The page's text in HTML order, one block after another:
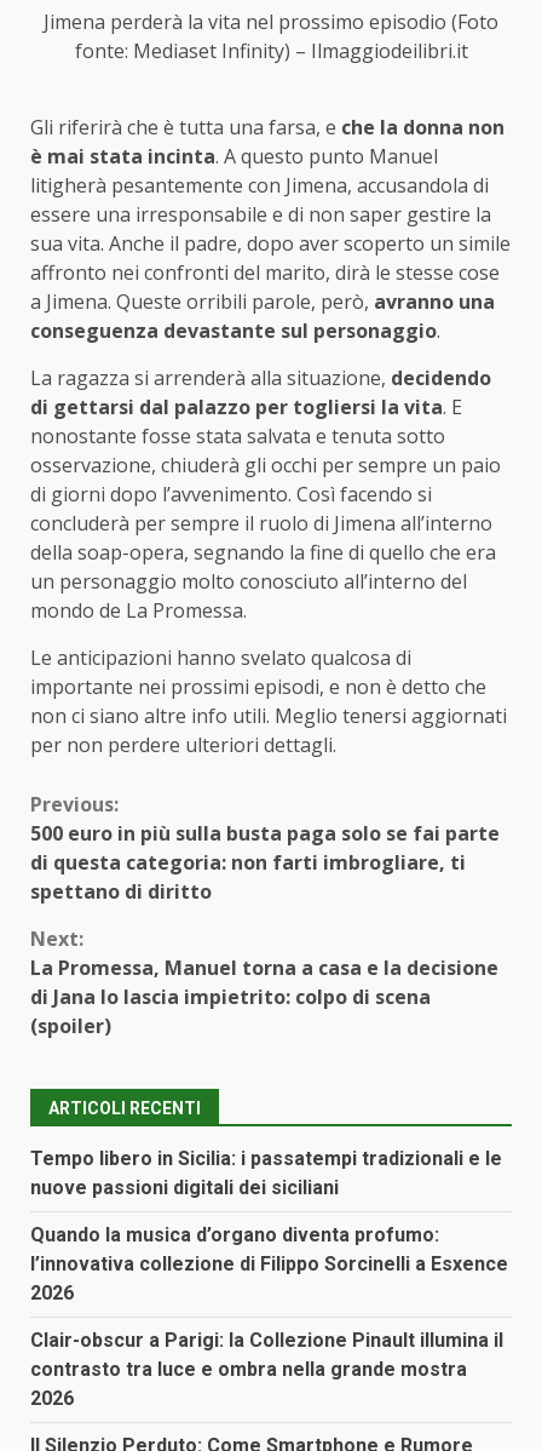
Jimena perderà la vita nel prossimo episodio (Foto
fonte: Mediaset Infinity) – Ilmaggiodeilibri.it
Gli riferirà che è tutta una farsa, e che la donna non
è mai stata incinta. A questo punto Manuel
litigherà pesantemente con Jimena, accusandola di
essere una irresponsabile e di non saper gestire la
sua vita. Anche il padre, dopo aver scoperto un simile
affronto nei confronti del marito, dirà le stesse cose
a Jimena. Queste orribili parole, però, avranno una
conseguenza devastante sul personaggio.
La ragazza si arrenderà alla situazione, decidendo
di gettarsi dal palazzo per togliersi la vita. E
nonostante fosse stata salvata e tenuta sotto
osservazione, chiuderà gli occhi per sempre un paio
di giorni dopo l’avvenimento. Così facendo si
concluderà per sempre il ruolo di Jimena all’interno
della soap-opera, segnando la fine di quello che era
un personaggio molto conosciuto all’interno del
mondo de La Promessa.
Le anticipazioni hanno svelato qualcosa di
importante nei prossimi episodi, e non è detto che
non ci siano altre info utili. Meglio tenersi aggiornati
per non perdere ulteriori dettagli.
Continue
Reading
Previous:
500 euro in più sulla busta paga solo se fai parte
di questa categoria: non farti imbrogliare, ti
spettano di diritto
Next:
La Promessa, Manuel torna a casa e la decisione
di Jana lo lascia impietrito: colpo di scena
(spoiler)
ARTICOLI RECENTI
Tempo libero in Sicilia: i passatempi tradizionali e le
nuove passioni digitali dei siciliani
Quando la musica d’organo diventa profumo:
l’innovativa collezione di Filippo Sorcinelli a Esxence
2026
Clair-obscur a Parigi: la Collezione Pinault illumina il
contrasto tra luce e ombra nella grande mostra
2026
Il Silenzio Perduto: Come Smartphone e Rumore